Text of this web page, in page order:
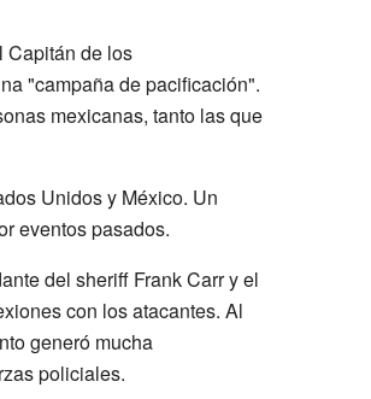
Capitán de los
"campaña de pacificación".
mexicanas, tanto las que
Unidos y México. Un
eventos pasados.
del sheriff Frank Carr y el
con los atacantes. Al
generó mucha
policiales.